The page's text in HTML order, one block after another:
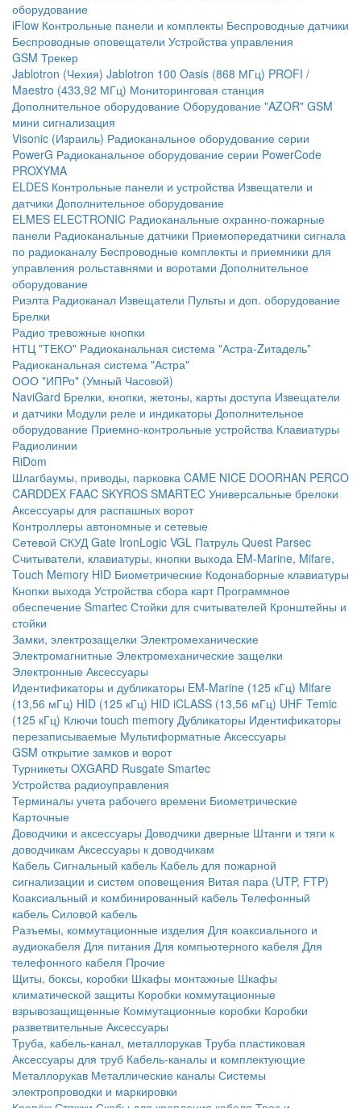
оборудование
iFlow Контрольные панели и комплекты Беспроводные датчики
Беспроводные оповещатели Устройства управления
GSM Трекер
Jablotron (Чехия) Jablotron 100 Oasis (868 МГц) PROFI /
Maestro (433,92 МГц) Мониторинговая станция
Дополнительное оборудование Оборудование "AZOR" GSM
мини сигнализация
Visonic (Израиль) Радиоканальное оборудование серии
PowerG Радиоканальное оборудование серии PowerCode
PROXYMA
ELDES Контрольные панели и устройства Извещатели и
датчики Дополнительное оборудование
ELMES ELECTRONIC Радиоканальные охранно-пожарные
панели Радиоканальные датчики Приемопередатчики сигнала
по радиоканалу Беспроводные комплекты и приемники для
управления рольставнями и воротами Дополнительное
оборудование
Риэлта Радиоканал Извещатели Пульты и доп. оборудование
Брелки
Радио тревожные кнопки
НТЦ "ТЕКО" Радиоканальная система "Астра-Zитадель"
Радиоканальная система "Астра"
ООО "ИПРо" (Умный Часовой)
NaviGard Брелки, кнопки, жетоны, карты доступа Извещатели
и датчики Модули реле и индикаторы Дополнительное
оборудование Приемно-контрольные устройства Клавиатуры
Радиолинии
RiDom
Шлагбаумы, приводы, парковка CAME NICE DOORHAN PERCO
CARDDEX FAAC SKYROS SMARTEC Универсальные брелоки
Аксессуары для распашных ворот
Контроллеры автономные и сетевые
Сетевой СКУД Gate IronLogic VGL Патруль Quest Parsec
Считыватели, клавиатуры, кнопки выхода EM-Marine, Mifare,
Touch Memory HID Биометрические Кодонаборные клавиатуры
Кнопки выхода Устройства сбора карт Программное
обеспечение Smartec Стойки для считывателей Кронштейны и
стойки
Замки, электрозащелки Электромеханические
Электромагнитные Электромеханические защелки
Электронные Аксессуары
Идентификаторы и дубликаторы EM-Marine (125 кГц) Mifare
(13,56 мГц) HID (125 кГц) HID iCLASS (13,56 мГц) UHF Temic
(125 кГц) Ключи touch memory Дубликаторы Идентификаторы
перезаписываемые Мультиформатные Аксессуары
GSM открытие замков и ворот
Турникеты OXGARD Rusgate Smartec
Устройства радиоуправления
Терминалы учета рабочего времени Биометрические
Карточные
Доводчики и аксессуары Доводчики дверные Штанги и тяги к
доводчикам Аксессуары к доводчикам
Кабель Сигнальный кабель Кабель для пожарной
сигнализации и систем оповещения Витая пара (UTP, FTP)
Коаксиальный и комбинированный кабель Телефонный
кабель Силовой кабель
Разъемы, коммутационные изделия Для коаксиального и
аудиокабеля Для питания Для компьютерного кабеля Для
телефонного кабеля Прочие
Щиты, боксы, коробки Шкафы монтажные Шкафы
климатической защиты Коробки коммутационные
взрывозащищенные Коммутационные коробки Коробки
разветвительные Аксессуары
Труба, кабель-канал, металлорукав Труба пластиковая
Аксессуары для труб Кабель-каналы и комплектующие
Металлорукав Металлические каналы Системы
электропроводки и маркировки